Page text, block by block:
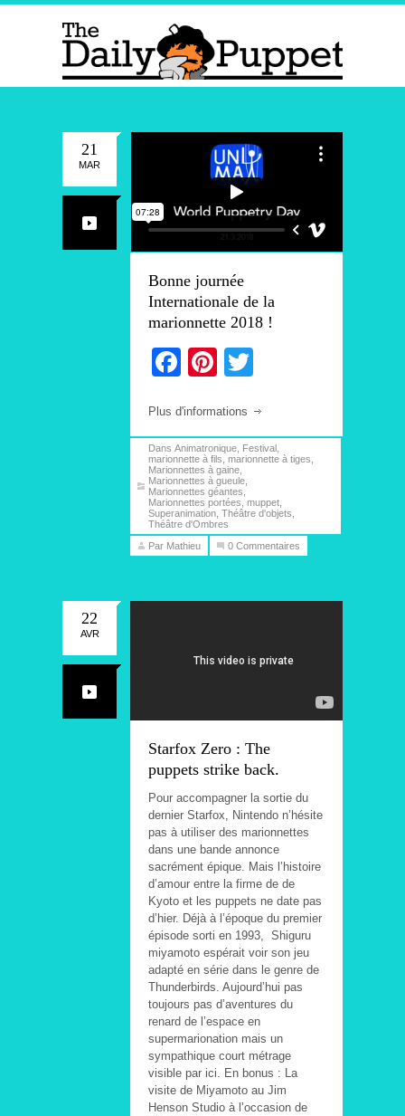
21
MAR
Bonne journée
Internationale de la
marionnette 2018 !
Facebook
Pinterest
Plus d'informations
Dans Animatronique Festival
marionnette à fils marionnette à tiges
Marionnettes à gaine
Marionnettes à gueule
Marionnettes géantes
Marionnettes portées muppet
Superanimation Théâtre d'objets
Théâtre d'Ombres
Par Mathieu
0 Commentaires
22
AVR
Starfox Zero : The
puppets strike back.
Pour accompagner la sortie du
dernier Starfox, Nintendo n’hésite
pas à utiliser des marionnettes
dans une bande annonce
sacrément épique. Mais l’histoire
d’amour entre la firme de de
Kyoto et les puppets ne date pas
d’hier. Déjà à l’époque du premier
épisode sorti en 1993, Shiguru
miyamoto espérait voir son jeu
adapté en série dans le genre de
Thunderbirds. Aujourd’hui pas
toujours pas d’aventures du
renard de l’espace en
supermarionation mais un
sympathique court métrage
visible par ici. En bonus : La
visite de Miyamoto au Jim
Henson Studio à l’occasion de